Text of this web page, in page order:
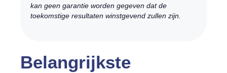
kan geen garantie worden gegeven dat de
toekomstige resultaten winstgevend zullen zijn.
Belangrijkste